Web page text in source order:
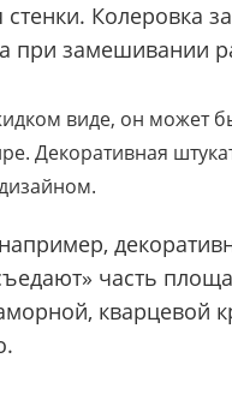
Колеровка
при замешивании
виде, он может
Декоративная
часть
кварцевой